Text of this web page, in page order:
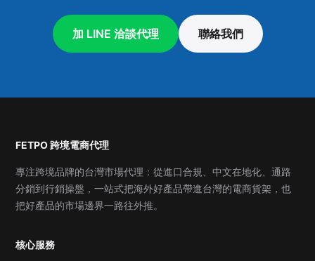
加 LINE 洽談代理 聯絡我們
FETPO 跨境電商代理
專注跨境品牌的台灣市場代理：從進口合規、中文在地化、通路
分銷到行銷操盤，一站式把海外好產品帶進台灣的電商貨架，也
把好產品的市場邊界一路往外推。
核心服務